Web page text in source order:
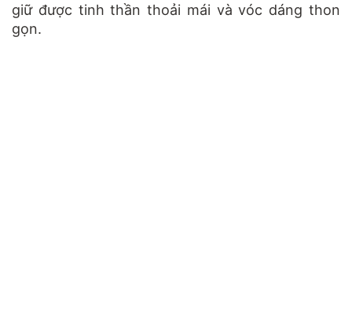
giữ được tinh thần thoải mái và vóc dáng thon
gọn.